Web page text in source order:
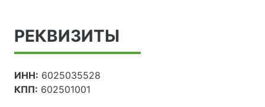
РЕКВИЗИТЫ
ИНН: 6025035528
КПП: 602501001